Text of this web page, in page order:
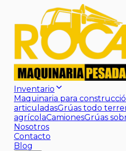
Inventario
Maquinaria para
articuladasGrúas todo
agrícolaCamionesGrúas
Nosotros
Contacto
Blog